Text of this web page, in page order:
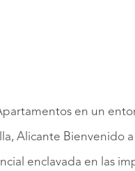
en un
Alicante Bienvenido
enclavada en las